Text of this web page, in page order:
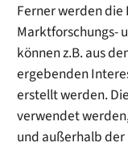
Ferner werden die
Marktforschungs-
können z.B. aus
ergebenden
erstellt werden.
verwendet
und außerhalb